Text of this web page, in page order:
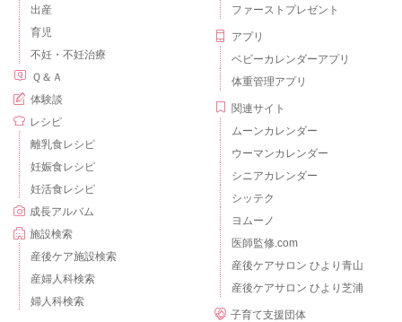
出産
育児
不妊・不妊治療
Ｑ＆Ａ
体験談
レシピ
離乳食レシピ
妊娠食レシピ
妊活食レシピ
成長アルバム
施設検索
産後ケア施設検索
産婦人科検索
婦人科検索
ファーストプレゼント
アプリ
ベビーカレンダーアプリ
体重管理アプリ
関連サイト
ムーンカレンダー
ウーマンカレンダー
シニアカレンダー
シッテク
ヨムーノ
医師監修.com
産後ケアサロン ひより青山
産後ケアサロン ひより芝浦
子育て支援団体